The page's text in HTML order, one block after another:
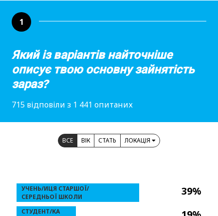
1
Який із варіантів найточніше
описує твою основну зайнятість
зараз?
715 відповіли з 1 441 опитаних
ВСЕ ВІК СТАТЬ ЛОКАЦІЯ
39%
УЧЕНЬ/ИЦЯ СТАРШОЇ/
СЕРЕДНЬОЇ ШКОЛИ
СТУДЕНТ/КА